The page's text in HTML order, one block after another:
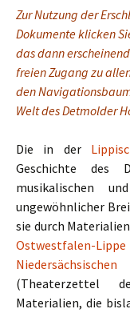
Zur Nutzung der
Dokumente klicken
das dann
freien Zugang zu
den
Welt des Detmolder
Die in der
Geschichte des
musikalischen
ungewöhnlicher
sie durch
Ostwestfalen-Lippe
(Theaterzettel
Materialien, die